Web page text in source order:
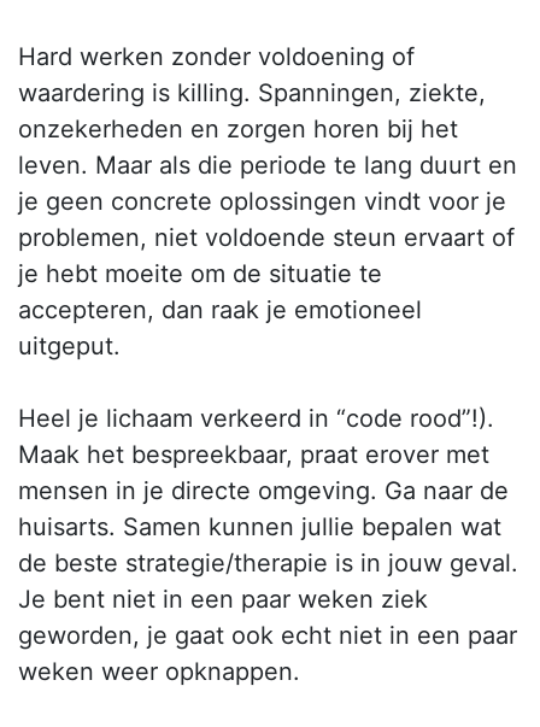
Hard werken zonder voldoening of
waardering is killing. Spanningen, ziekte,
onzekerheden en zorgen horen bij het
leven. Maar als die periode te lang duurt en
je geen concrete oplossingen vindt voor je
problemen, niet voldoende steun ervaart of
je hebt moeite om de situatie te
accepteren, dan raak je emotioneel
uitgeput.
Heel je lichaam verkeerd in “code rood”!).
Maak het bespreekbaar, praat erover met
mensen in je directe omgeving. Ga naar de
huisarts. Samen kunnen jullie bepalen wat
de beste strategie/therapie is in jouw geval.
Je bent niet in een paar weken ziek
geworden, je gaat ook echt niet in een paar
weken weer opknappen.